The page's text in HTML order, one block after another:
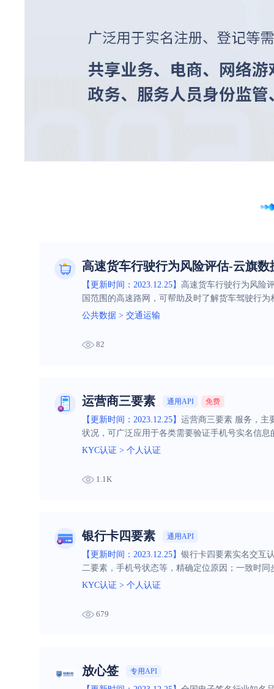
高速货车行驶行为风险评估-云旗数
【更新时间：2023.12.25】 高速货车行驶行为风险
国范围的高速路网，可帮助及时了解货车驾驶行
公共数据 > 交通运输
82
运营商三要素 通用API 免费
【更新时间：2023.12.25】 运营商三要素 服务，主
状况，可广泛应用于各类需要验证手机号实名信息
KYC认证 > 个人认证
1.1K
银行卡四要素 通用API
【更新时间：2023.12.25】 银行卡四要素实名交互
二要素，手机号状态等，精确定位原因；一致时
力。
KYC认证 > 个人认证
679
放心签 专用API